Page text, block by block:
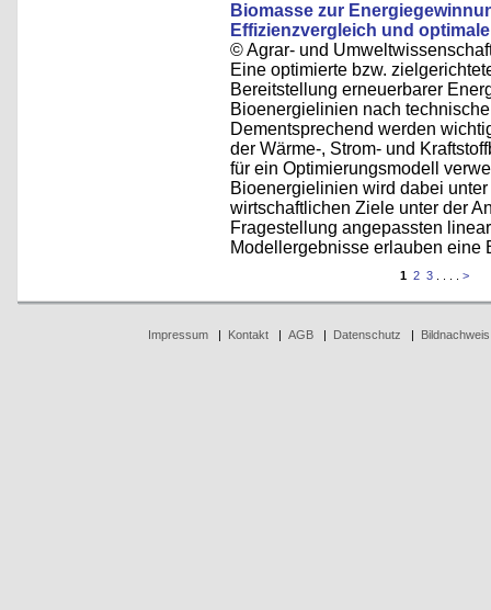
Biomasse zur
Effizienzvergleich und
© Agrar- und
Eine optimierte bzw.
Bereitstellung erneuerbarer
Bioenergielinien nach
Dementsprechend werden
der Wärme-, Strom- und
für ein Optimierungsmodell
Bioenergielinien wird dabei
wirtschaftlichen Ziele unter der
Fragestellung angepassten
Modellergebnisse erlauben eine
1 2 3 >
Impressum| Kontakt| AGB| Datenschutz | Bildnachweis